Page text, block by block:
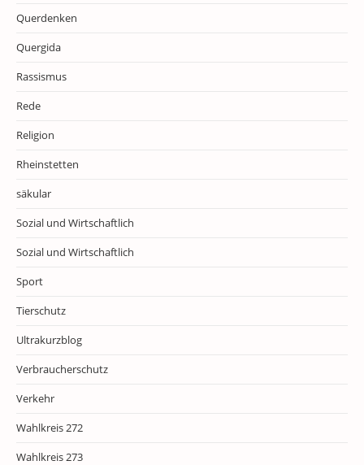
Querdenken
Quergida
Rassismus
Rede
Religion
Rheinstetten
säkular
Sozial und Wirtschaftlich
Sozial und Wirtschaftlich
Sport
Tierschutz
Ultrakurzblog
Verbraucherschutz
Verkehr
Wahlkreis 272
Wahlkreis 273